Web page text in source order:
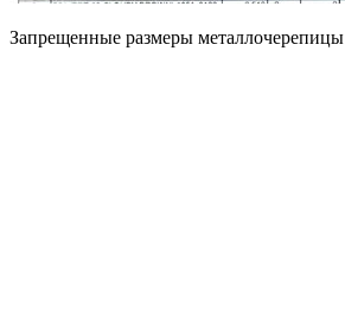
Запрещенные размеры металлочерепицы